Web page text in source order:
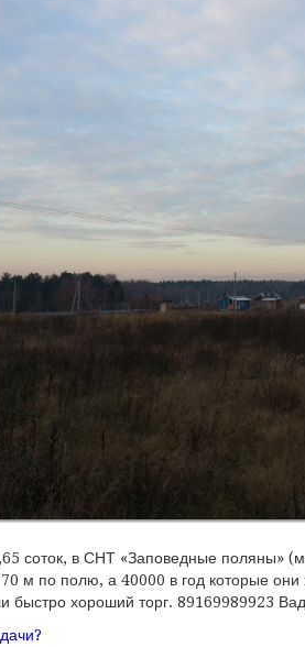
соток, в СНТ «Заповедные поляны»
м по полю, а 40000 в год которые они
быстро хороший торг. 89169989923